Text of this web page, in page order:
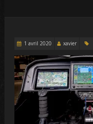
1 avril 2020 xavier